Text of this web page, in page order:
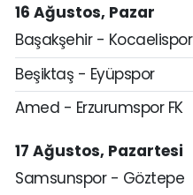
16 Ağustos, Pazar
Başakşehir - Kocaelispor
Beşiktaş - Eyüpspor
Amed - Erzurumspor FK
17 Ağustos, Pazartesi
Samsunspor - Göztepe